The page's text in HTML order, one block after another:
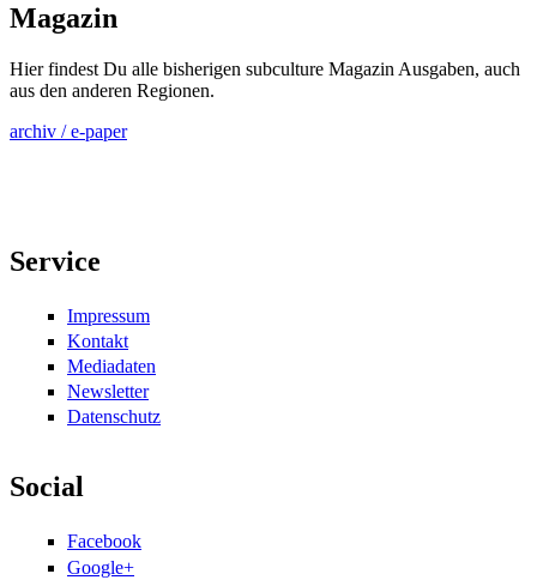
Magazin
Hier findest Du alle bisherigen subculture Magazin Ausgaben, auch
aus den anderen Regionen.
archiv / e-paper
Service
Impressum
Kontakt
Mediadaten
Newsletter
Datenschutz
Social
Facebook
Google+